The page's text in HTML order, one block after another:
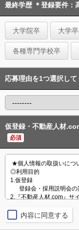
最終学歴 ＊登録要件：
大学院卒 大学卒
各種専門学校卒
応募理由を1つ選択して
仮登録・不動産人材
必須
内容に同意する